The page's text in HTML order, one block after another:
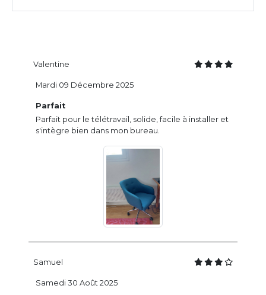
Valentine
Parfait
Parfait pour le télétravail, solide, facile à installer et
s'intègre bien dans mon bureau.
Mardi 09 Décembre 2025
Samuel
Samedi 30 Août 2025